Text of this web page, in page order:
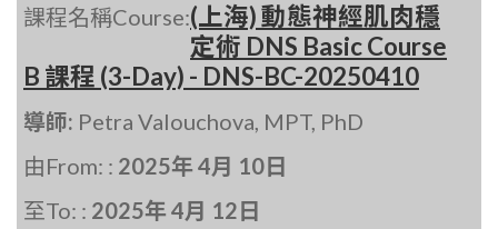
課程名稱Course:(上海) 動態神經肌肉穩
定術 DNS Basic Course
B 課程 (3-Day) - DNS-BC-20250410
導師: Petra Valouchova, MPT, PhD
由From: : 2025年 4月 10日
至To: : 2025年 4月 12日